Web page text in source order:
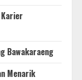
Bawakaraeng
Menarik